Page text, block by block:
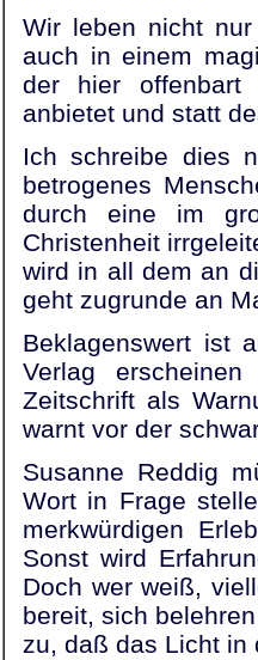
Wir leben nicht
auch in einem
der hier offenbart
anbietet und statt
Ich schreibe dies
betrogenes
durch eine im
Christenheit
wird in all dem an
geht zugrunde an
Beklagenswert ist
Verlag
Zeitschrift als
warnt vor der
Susanne Reddig
Wort in Frage
merkwürdigen
Sonst wird
Doch wer weiß,
bereit, sich
zu, daß das Licht in